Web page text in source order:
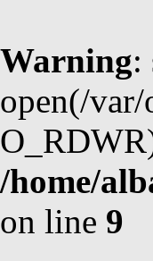
Warning:
open(/
/home/
on line 9